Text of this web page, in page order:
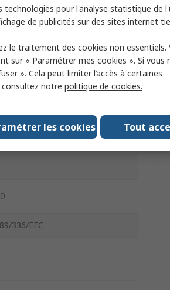
Résistance Tension, Source de
336/EEC
pour l'analyse statistique de
de publicités sur des sites internet
le traitement des cookies non essentiels.
sur « Paramétrer mes cookies ». Si vous
». Cela peut limiter l’accès à certaines
notre politique de cookies.
Tout
les cookies